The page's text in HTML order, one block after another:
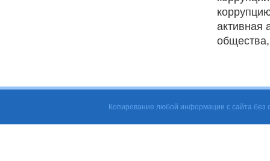
активная
Копирование любой информации с сайта